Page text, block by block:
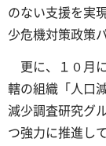
のない支援を実
少危機対策政策
更に、１０月
轄の組織「人口
減少調査研究グ
つ強力に推進し